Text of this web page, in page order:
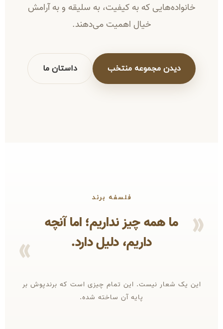
خانواده‌هایی که به کیفیت، به سلیقه و به آرامش
خیال اهمیت می‌دهند.
دیدن مجموعه منتخب داستان ما
فلسفه برند
ما همه چیز نداریم؛ اما آنچه
داریم، دلیل دارد.
این یک شعار نیست. این تمام چیزی است که برندپوش بر
پایه آن ساخته شده.